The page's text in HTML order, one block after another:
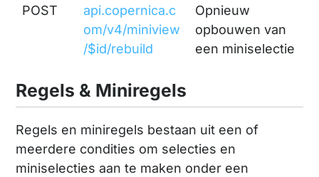
POST
api.copernica.c
om/v4/miniview
/$id/rebuild
Opnieuw
opbouwen van
een miniselectie
Regels & Miniregels
Regels en miniregels bestaan uit een of
meerdere condities om selecties en
miniselecties aan te maken onder een